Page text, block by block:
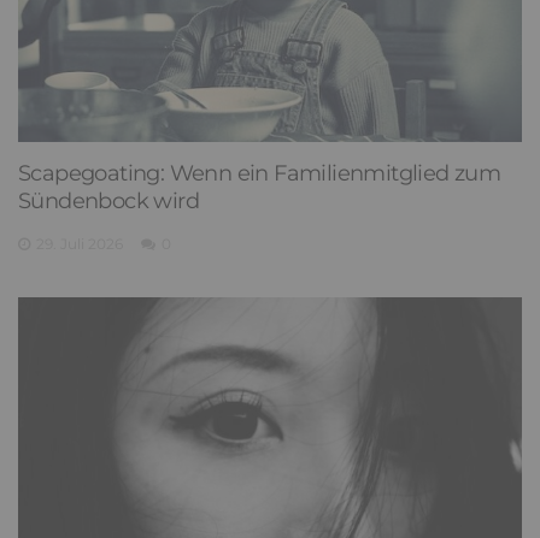
Scapegoating: Wenn ein Familienmitglied zum
Sündenbock wird